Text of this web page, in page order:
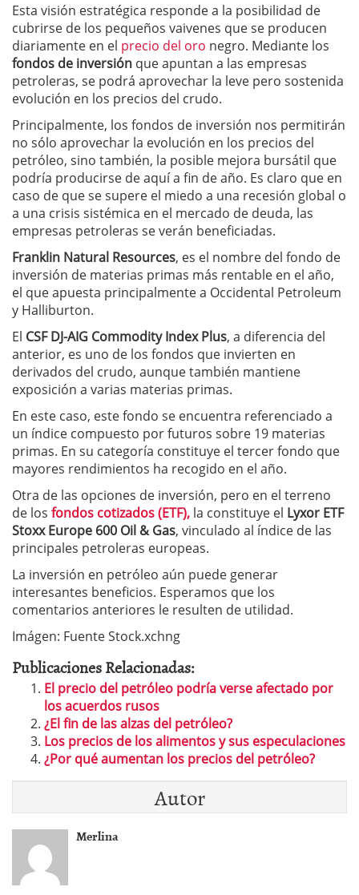
Esta visión estratégica responde a la posibilidad de
cubrirse de los pequeños vaivenes que se producen
diariamente en el precio del oro negro. Mediante los
fondos de inversión que apuntan a las empresas
petroleras, se podrá aprovechar la leve pero sostenida
evolución en los precios del crudo.
Principalmente, los fondos de inversión nos permitirán
no sólo aprovechar la evolución en los precios del
petróleo, sino también, la posible mejora bursátil que
podría producirse de aquí a fin de año. Es claro que en
caso de que se supere el miedo a una recesión global o
a una crisis sistémica en el mercado de deuda, las
empresas petroleras se verán beneficiadas.
Franklin Natural Resources, es el nombre del fondo de
inversión de materias primas más rentable en el año,
el que apuesta principalmente a Occidental Petroleum
y Halliburton.
El CSF DJ-AIG Commodity Index Plus, a diferencia del
anterior, es uno de los fondos que invierten en
derivados del crudo, aunque también mantiene
exposición a varias materias primas.
En este caso, este fondo se encuentra referenciado a
un índice compuesto por futuros sobre 19 materias
primas. En su categoría constituye el tercer fondo que
mayores rendimientos ha recogido en el año.
Otra de las opciones de inversión, pero en el terreno
de los fondos cotizados (ETF), la constituye el Lyxor ETF
Stoxx Europe 600 Oil & Gas, vinculado al índice de las
principales petroleras europeas.
La inversión en petróleo aún puede generar
interesantes beneficios. Esperamos que los
comentarios anteriores le resulten de utilidad.
Imágen: Fuente Stock.xchng
Publicaciones Relacionadas:
El precio del petróleo podría verse afectado por
los acuerdos rusos
¿El fin de las alzas del petróleo?
Los precios de los alimentos y sus especulaciones
¿Por qué aumentan los precios del petróleo?
Autor
Merlina